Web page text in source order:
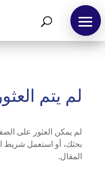
لم يتم
لم يمكن العثور على
بحثك، أو استعمل شريط
المقال.